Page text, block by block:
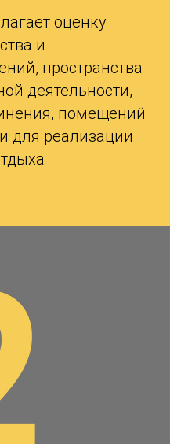
оценку
и
пространства
деятельности,
помещений
для реализации